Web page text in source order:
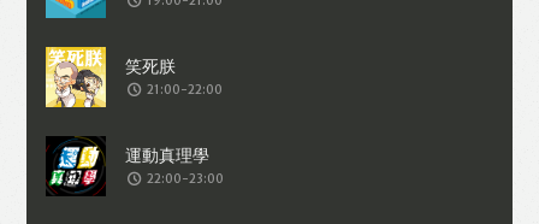
容）。
21:00-22:00
22:00-23:00